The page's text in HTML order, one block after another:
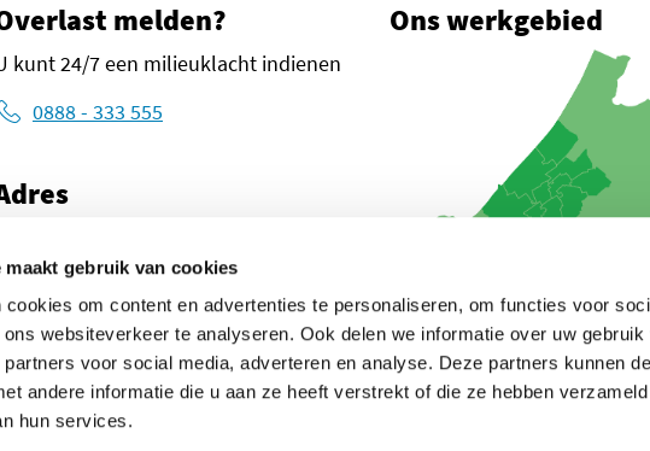
maakt gebruik van cookies
cookies om content en advertenties te personaliseren, om functies voor
ons websiteverkeer te analyseren. Ook delen we informatie over uw gebruik
voor social media, adverteren en analyse. Deze partners kunnen
andere informatie die u aan ze heeft verstrekt of die ze hebben
hun services.
in een nieuw tabblad)
(opent in een nieuw tabblad)
(opent in een nieuw tabblad)
Haaglanden (opent in een nieuw tabblad)
melden?
kunt 24/7 een milieuklacht indienen
0888 - 333 555
AW Den Haag
met Google Maps
Ons werkgebied